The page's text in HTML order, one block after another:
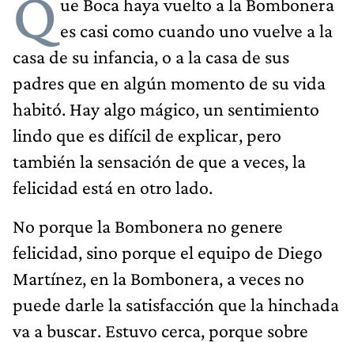
Q ue Boca haya vuelto a la Bombonera
es casi como cuando uno vuelve a la
casa de su infancia, o a la casa de sus
padres que en algún momento de su vida
habitó. Hay algo mágico, un sentimiento
lindo que es difícil de explicar, pero
también la sensación de que a veces, la
felicidad está en otro lado.
No porque la Bombonera no genere
felicidad, sino porque el equipo de Diego
Martínez, en la Bombonera, a veces no
puede darle la satisfacción que la hinchada
va a buscar. Estuvo cerca, porque sobre